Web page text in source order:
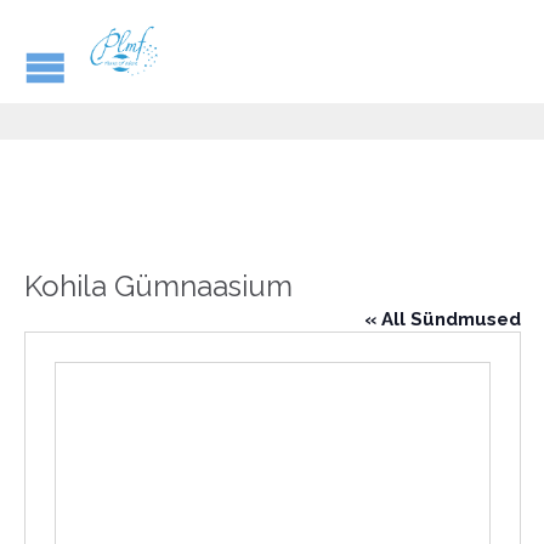
Kohila Gümnaasium
« All Sündmused